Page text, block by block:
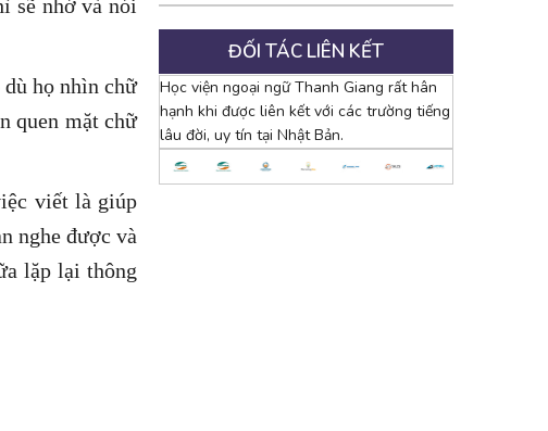
sẽ nhớ và nói
họ nhìn chữ
quen mặt chữ
viết là giúp
nghe được và
lặp lại thông
ĐỐI TÁC LIÊN KẾT
Học viện ngoại ngữ Thanh Giang rất hân
hạnh khi được liên kết với các trường tiếng
lâu đời, uy tín tại Nhật Bản.